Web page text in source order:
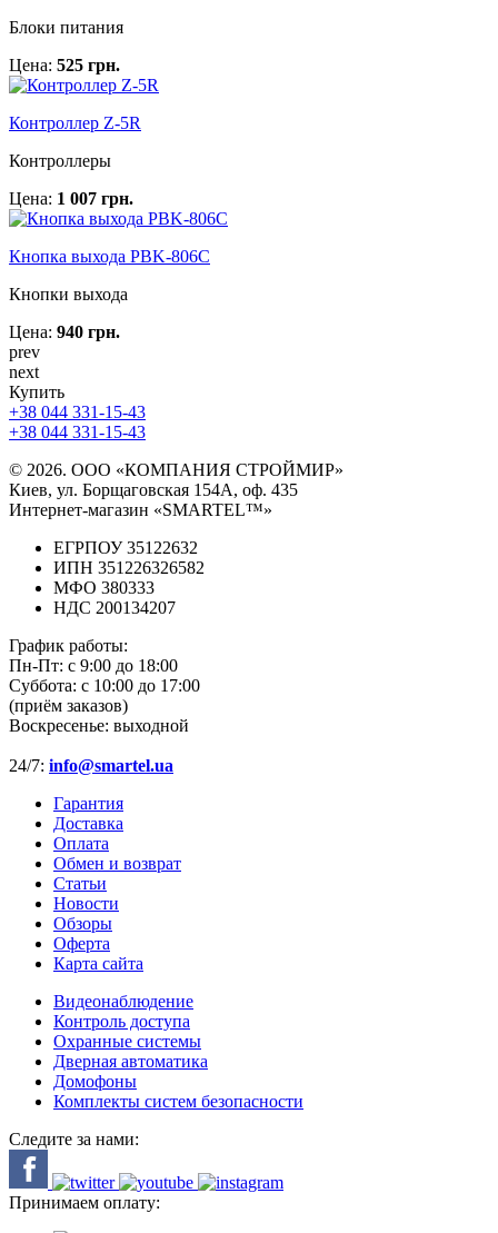
Блоки питания
Цена: 525 грн.
Контроллер Z-5R
Контроллеры
Цена: 1 007 грн.
Кнопка выхода PBK-806C
Кнопки выхода
Цена: 940 грн.
prev
next
Купить
+38 044 331-15-43
+38 044 331-15-43
© 2026. ООО «КОМПАНИЯ СТРОЙМИР»
Киев, ул. Борщаговская 154А, оф. 435
Интернет-магазин «SMARTEL™»
ЕГРПОУ 35122632
ИПН 351226326582
МФО 380333
НДС 200134207
График работы:
Пн-Пт: с 9:00 до 18:00
Суббота: с 10:00 до 17:00
(приём заказов)
Воскресенье: выходной
24/7: info@smartel.ua
Гарантия
Доставка
Оплата
Обмен и возврат
Статьи
Новости
Обзоры
Оферта
Карта сайта
Видеонаблюдение
Контроль доступа
Охранные системы
Дверная автоматика
Домофоны
Комплекты систем безопасности
Следите за нами:
Принимаем оплату: